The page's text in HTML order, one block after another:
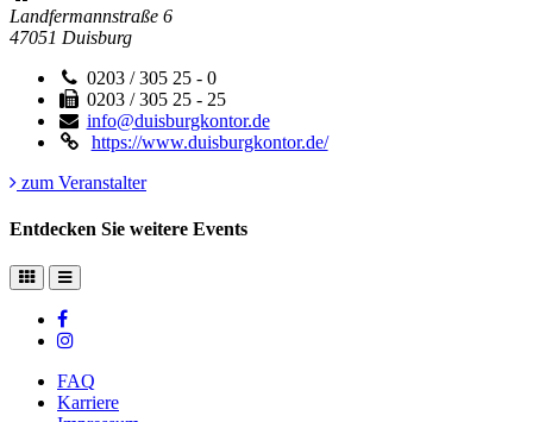
Landfermannstraße 6
47051 Duisburg
0203 / 305 25 - 0
0203 / 305 25 - 25
info@duisburgkontor.de
https://www.duisburgkontor.de/
zum Veranstalter
Entdecken Sie weitere Events
FAQ
Karriere